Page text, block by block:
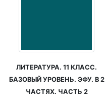
ЛИТЕРАТУРА. 11 КЛАСС.
БАЗОВЫЙ УРОВЕНЬ. ЭФУ. В 2
ЧАСТЯХ. ЧАСТЬ 2